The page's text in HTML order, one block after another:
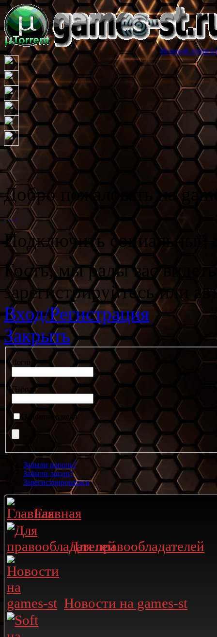
Игровой торрент трекер
Добро пожаловать на
Подключить социальный
Гость, мы рады вас
зарегистрируйтесь или
Вход/Регистрация
Закрыть
Логин
Пароль
Запомнить меня
Забыли пароль?
Забыли логин?
Зарегистрироваться
Главная
Для правообладателей
Новости на games-st